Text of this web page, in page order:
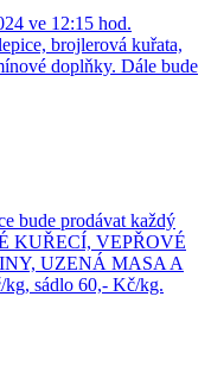
ve 12:15 hod.
brojlerová kuřata,
doplňky. Dále bude
bude prodávat každý
KUŘECÍ, VEPŘOVÉ
UZENÁ MASA A
sádlo 60,- Kč/kg.